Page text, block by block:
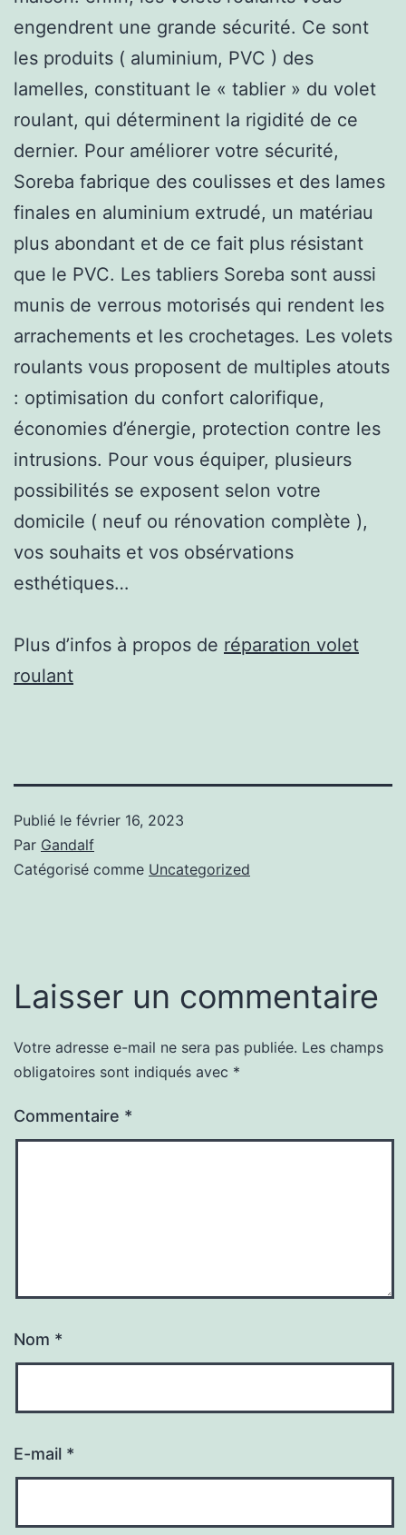
engendrent une grande sécurité. Ce sont
les produits ( aluminium, PVC ) des
lamelles, constituant le « tablier » du volet
roulant, qui déterminent la rigidité de ce
dernier. Pour améliorer votre sécurité,
Soreba fabrique des coulisses et des lames
finales en aluminium extrudé, un matériau
plus abondant et de ce fait plus résistant
que le PVC. Les tabliers Soreba sont aussi
munis de verrous motorisés qui rendent les
arrachements et les crochetages. Les volets
roulants vous proposent de multiples atouts
: optimisation du confort calorifique,
économies d’énergie, protection contre les
intrusions. Pour vous équiper, plusieurs
possibilités se exposent selon votre
domicile ( neuf ou rénovation complète ),
vos souhaits et vos obsérvations
esthétiques…
Plus d’infos à propos de réparation volet
roulant
Publié le février 16, 2023
Par Gandalf
Catégorisé comme Uncategorized
Laisser un commentaire
Votre adresse e-mail ne sera pas publiée. Les champs
obligatoires sont indiqués avec *
Commentaire *
Nom *
E-mail *